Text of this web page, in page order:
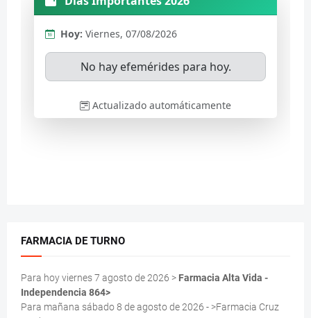
FARMACIA DE TURNO
Para hoy viernes 7 agosto de 2026 > Farmacia Alta Vida -
Independencia 864>
Para mañana sábado 8 de agosto de 2026 - >Farmacia Cruz